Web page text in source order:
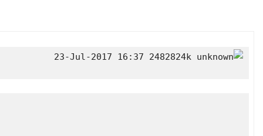
23-Jul-2017 16:37 2482824k